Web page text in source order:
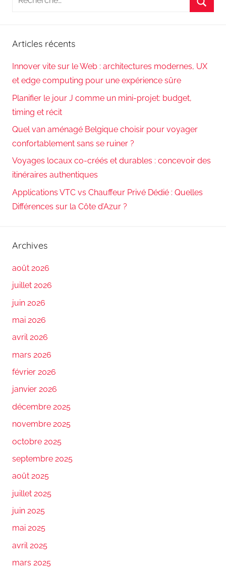
Articles récents
Innover vite sur le Web : architectures modernes, UX
et edge computing pour une expérience sûre
Planifier le jour J comme un mini-projet: budget,
timing et récit
Quel van aménagé Belgique choisir pour voyager
confortablement sans se ruiner ?
Voyages locaux co-créés et durables : concevoir des
itinéraires authentiques
Applications VTC vs Chauffeur Privé Dédié : Quelles
Différences sur la Côte d’Azur ?
Archives
août 2026
juillet 2026
juin 2026
mai 2026
avril 2026
mars 2026
février 2026
janvier 2026
décembre 2025
novembre 2025
octobre 2025
septembre 2025
août 2025
juillet 2025
juin 2025
mai 2025
avril 2025
mars 2025